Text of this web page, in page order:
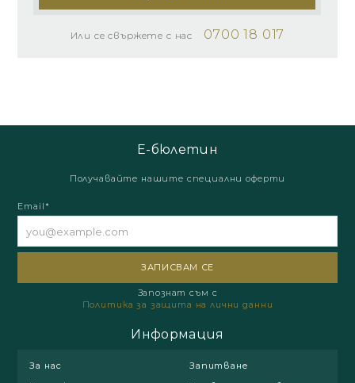
Или се свържете с нас 0700 18 017
Е-бюлетин
Получавайте нашите специални оферти
Email*
Запознат съм с
Политика за защита на лични данни
Информация
За нас
Запитване